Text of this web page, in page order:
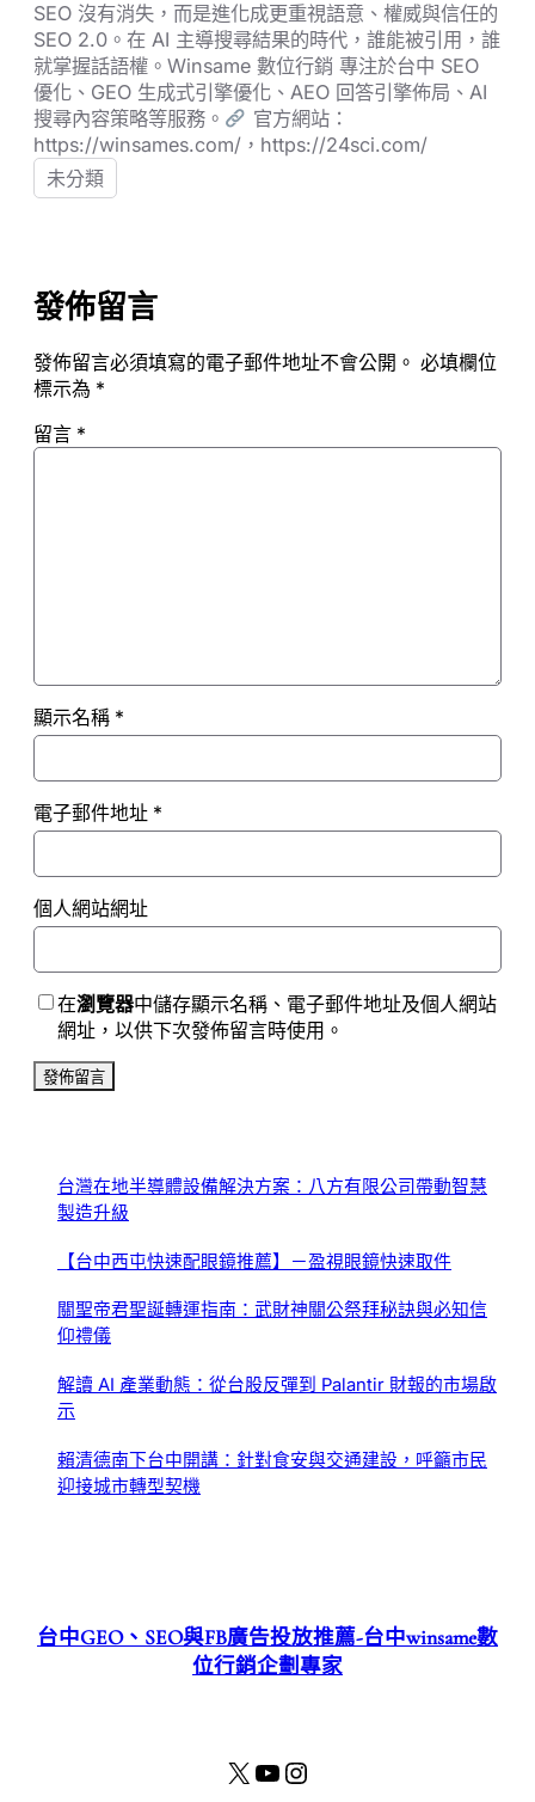
SEO 沒有消失，而是進化成更重視語意、權威與信任的
SEO 2.0。在 AI 主導搜尋結果的時代，誰能被引用，誰
就掌握話語權。Winsame 數位行銷 專注於台中 SEO
優化、GEO 生成式引擎優化、AEO 回答引擎佈局、AI
搜尋內容策略等服務。
官方網站：
https://winsames.com/，https://24sci.com/
未分類
發佈留言
發佈留言必須填寫的電子郵件地址不會公開。 必填欄位
標示為 *
留言 *
顯示名稱 *
電子郵件地址 *
個人網站網址
在瀏覽器中儲存顯示名稱、電子郵件地址及個人網站
網址，以供下次發佈留言時使用。
台灣在地半導體設備解決方案：八方有限公司帶動智慧
製造升級
【台中西屯快速配眼鏡推薦】－盈視眼鏡快速取件
關聖帝君聖誕轉運指南：武財神關公祭拜秘訣與必知信
仰禮儀
解讀 AI 產業動態：從台股反彈到 Palantir 財報的市場啟
示
賴清德南下台中開講：針對食安與交通建設，呼籲市民
迎接城市轉型契機
台中GEO、SEO與FB廣告投放推薦-台中winsame數
位行銷企劃專家
X YouTube Instagram